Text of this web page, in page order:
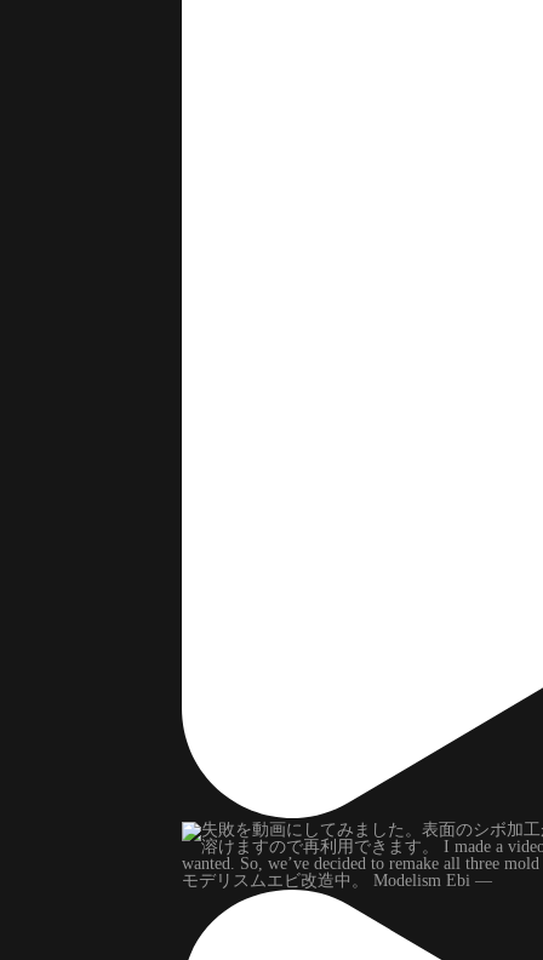
モデリスムエビ改造中。 Modelism Ebi —